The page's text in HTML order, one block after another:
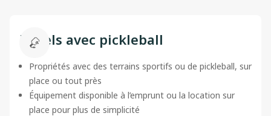
Hôtels avec pickleball
Propriétés avec des terrains sportifs ou de pickleball, sur
place ou tout près
Équipement disponible à l’emprunt ou la location sur
place pour plus de simplicité